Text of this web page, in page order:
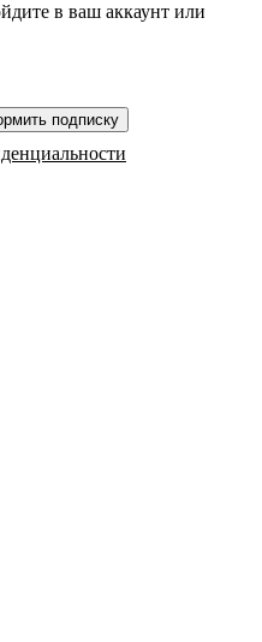
в ваш аккаунт или
подписку